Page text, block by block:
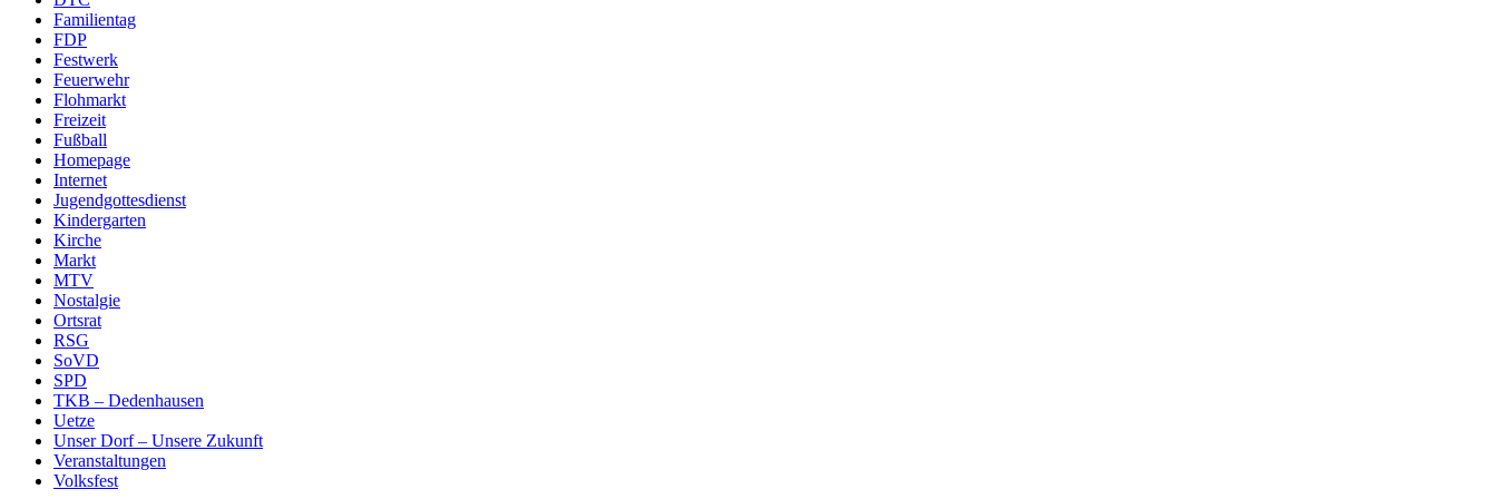
Familientag
FDP
Festwerk
Feuerwehr
Flohmarkt
Freizeit
Fußball
Homepage
Internet
Jugendgottesdienst
Kindergarten
Kirche
Markt
MTV
Nostalgie
Ortsrat
RSG
SoVD
SPD
TKB – Dedenhausen
Uetze
Unser Dorf – Unsere Zukunft
Veranstaltungen
Volksfest